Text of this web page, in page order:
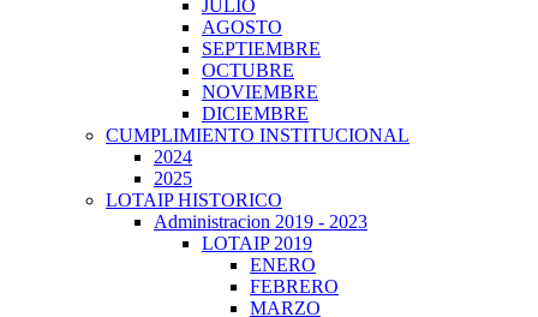
JULIO
AGOSTO
SEPTIEMBRE
OCTUBRE
NOVIEMBRE
DICIEMBRE
CUMPLIMIENTO INSTITUCIONAL
2024
2025
LOTAIP HISTORICO
Administracion 2019 - 2023
LOTAIP 2019
ENERO
FEBRERO
MARZO